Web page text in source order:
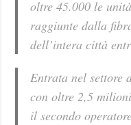
oltre 45.000 le
raggiunte dalla
dell’intera città
Entrata nel settore
con oltre 2,5
il secondo